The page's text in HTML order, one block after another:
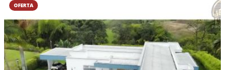
OFERTA